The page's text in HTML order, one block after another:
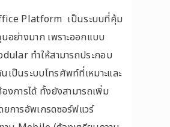
Platform เป็นระบบที่คุ้ม
อย่างมาก เพราะออกแบบ
ทำให้สามารถประกอบ
ป็นระบบโทรศัพท์ที่เหมาะและ
งการได้ ทั้งยังสามารถเพิ่ม
การอัพเกรดซอร์ฟแวร์